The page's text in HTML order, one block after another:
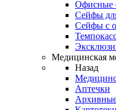
Офисные
Сейфы
Сейфы с
Медицинская
Назад
Аптечки